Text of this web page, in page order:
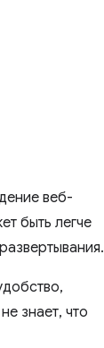
веб-
быть легче
знает, что